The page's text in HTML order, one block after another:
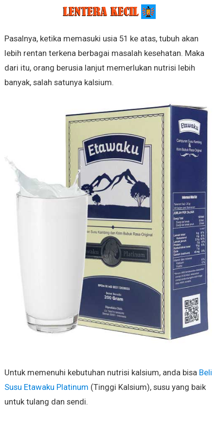
Pasalnya, ketika memasuki usia 51 ke atas, tubuh akan
lebih rentan terkena berbagai masalah kesehatan. Maka
dari itu, orang berusia lanjut memerlukan nutrisi lebih
banyak, salah satunya kalsium.
Untuk memenuhi kebutuhan nutrisi kalsium, anda bisa Beli
Susu Etawaku Platinum (Tinggi Kalsium), susu yang baik
untuk tulang dan sendi.